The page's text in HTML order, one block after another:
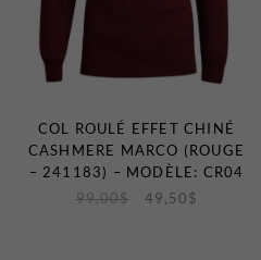
COL ROULÉ EFFET CHINÉ
CASHMERE MARCO (ROUGE
– 241183) – MODÈLE: CR04
99,00$ 49,50 $